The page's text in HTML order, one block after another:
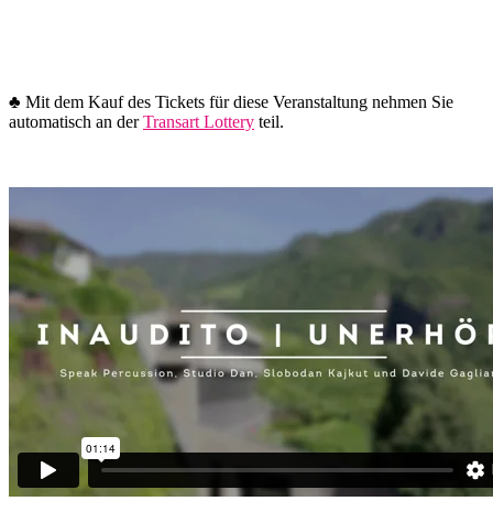
♣︎ Mit dem Kauf des Tickets für diese Veranstaltung nehmen Sie
automatisch an derTransart Lottery teil.